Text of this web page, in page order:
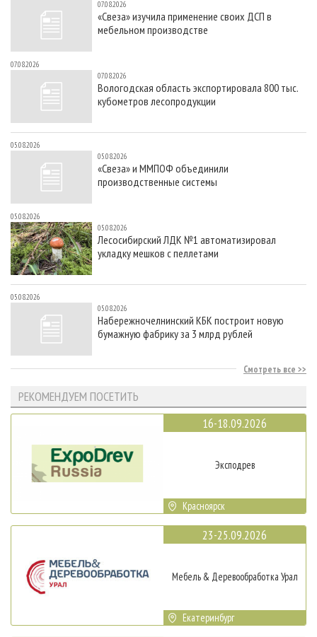
07.08.2026
«Свеза» изучила применение своих ДСП в
мебельном производстве
07.08.2026
07.08.2026
Вологодская область экспортировала 800 тыс.
кубометров лесопродукции
05.08.2026
05.08.2026
«Свеза» и ММПОФ объединили
производственные системы
05.08.2026
05.08.2026
Лесосибирский ЛДК №1 автоматизировал
укладку мешков с пеллетами
05.08.2026
05.08.2026
Набережночелнинский КБК построит новую
бумажную фабрику за 3 млрд рублей
Смотреть все
РЕКОМЕНДУЕМ ПОСЕТИТЬ
16-18.09.2026
Эксподрев
Красноярск
23-25.09.2026
Мебель & Деревообработка Урал
Екатеринбург